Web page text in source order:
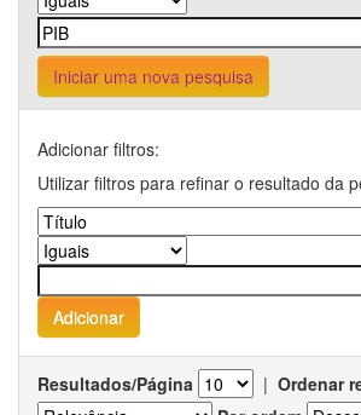
Iniciar uma nova pesquisa
Adicionar filtros:
Utilizar filtros para refinar o resultado da
Resultados/Página | Ordenar